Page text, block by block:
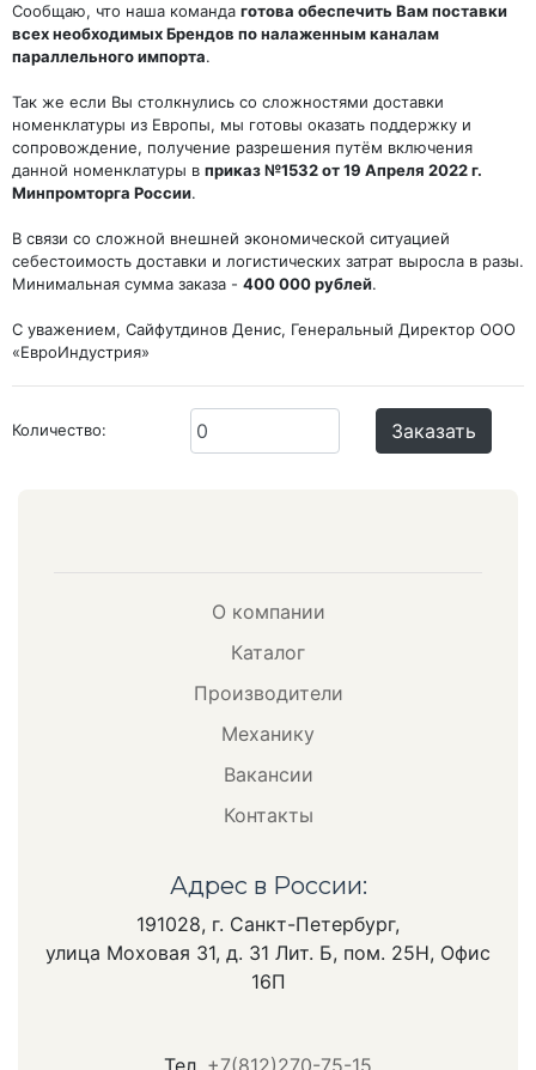
Сообщаю, что наша команда готова обеспечить Вам поставки
всех необходимых Брендов по налаженным каналам
параллельного импорта.
Так же если Вы столкнулись со сложностями доставки
номенклатуры из Европы, мы готовы оказать поддержку и
сопровождение, получение разрешения путём включения
данной номенклатуры в приказ №1532 от 19 Апреля 2022 г.
Минпромторга России.
В связи со сложной внешней экономической ситуацией
себестоимость доставки и логистических затрат выросла в разы.
Минимальная сумма заказа - 400 000 рублей.
С уважением, Сайфутдинов Денис, Генеральный Директор ООО
«ЕвроИндустрия»
Количество: Заказать
О компании
Каталог
Производители
Механику
Вакансии
Контакты
Адрес в России:
191028, г. Санкт-Петербург,
улица Моховая 31, д. 31 Лит. Б, пом. 25Н, Офис
16П
Тел. +7(812)270-75-15